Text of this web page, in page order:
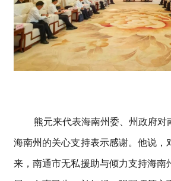
熊元来代表海南州委、州政府对
海南州的关心支持表示感谢。他说，
来，南通市无私援助与倾力支持海南